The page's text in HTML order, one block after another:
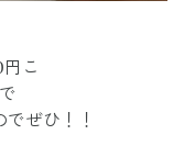
こ
ぜひ！！